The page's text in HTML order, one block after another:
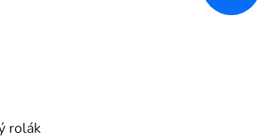
rolák